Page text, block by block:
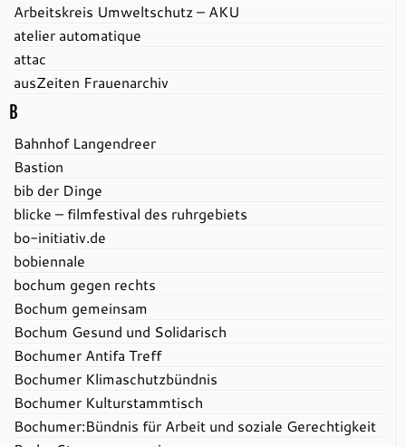
Arbeitskreis Umweltschutz – AKU
atelier automatique
attac
ausZeiten Frauenarchiv
B
Bahnhof Langendreer
Bastion
bib der Dinge
blicke – filmfestival des ruhrgebiets
bo-initiativ.de
bobiennale
bochum gegen rechts
Bochum gemeinsam
Bochum Gesund und Solidarisch
Bochumer Antifa Treff
Bochumer Klimaschutzbündnis
Bochumer Kulturstammtisch
Bochumer:Bündnis für Arbeit und soziale Gerechtigkeit